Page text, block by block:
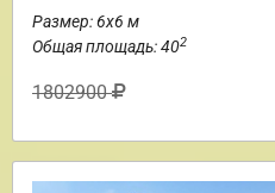
Размер: 6х6 м
Общая площадь: 402
1802900